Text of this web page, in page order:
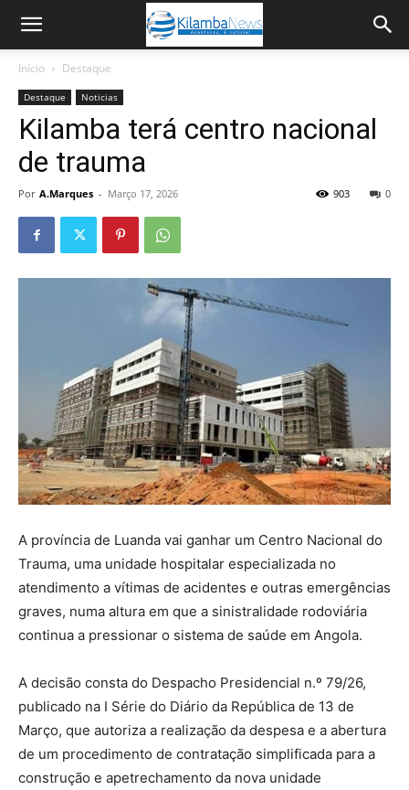
Início Destaque
Destaque Noticias
Kilamba terá centro nacional
de trauma
Por A.Marques - Março 17, 2026 0
903
A província de Luanda vai ganhar um Centro Nacional do
Trauma, uma unidade hospitalar especializada no
atendimento a vítimas de acidentes e outras emergências
graves, numa altura em que a sinistralidade rodoviária
continua a pressionar o sistema de saúde em Angola.
A decisão consta do Despacho Presidencial n.º 79/26,
publicado na I Série do Diário da República de 13 de
Março, que autoriza a realização da despesa e a abertura
de um procedimento de contratação simplificada para a
construção e apetrechamento da nova unidade